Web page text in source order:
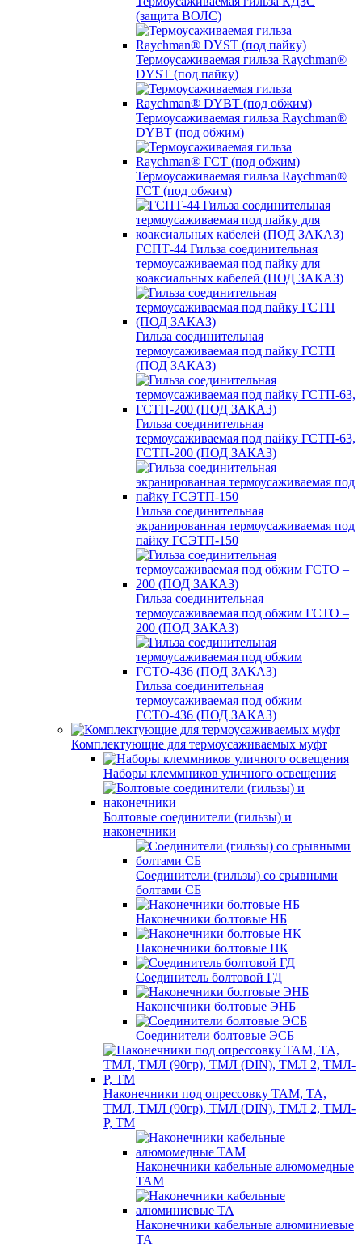
(защита ВОЛС)
Термоусаживаемая гильза Raychman®
DYST (под пайку)
Термоусаживаемая гильза Raychman®
DYBT (под обжим)
Термоусаживаемая гильза Raychman®
ГСТ (под обжим)
ГСПТ-44 Гильза соединительная
термоусаживаемая под пайку для
коаксиальных кабелей (ПОД ЗАКАЗ)
Гильза соединительная
термоусаживаемая под пайку ГСТП
(ПОД ЗАКАЗ)
Гильза соединительная
термоусаживаемая под пайку ГСТП-63,
ГСТП-200 (ПОД ЗАКАЗ)
Гильза соединительная
экранированная термоусаживаемая под
пайку ГСЭТП-150
Гильза соединительная
термоусаживаемая под обжим ГСТО –
200 (ПОД ЗАКАЗ)
Гильза соединительная
термоусаживаемая под обжим
ГСТО-436 (ПОД ЗАКАЗ)
Комплектующие для термоусаживаемых муфт
Наборы клеммников уличного освещения
Болтовые соединители (гильзы) и
наконечники
Соединители (гильзы) со срывными
болтами СБ
Наконечники болтовые НБ
Наконечники болтовые НК
Соединитель болтовой ГД
Наконечники болтовые ЭНБ
Соединители болтовые ЭСБ
Наконечники под опрессовку ТАМ, ТА,
ТМЛ, ТМЛ (90гр), ТМЛ (DIN), ТМЛ 2, ТМЛ-
Р, ТМ
Наконечники кабельные алюмомедные
ТАМ
Наконечники кабельные алюминиевые
ТА